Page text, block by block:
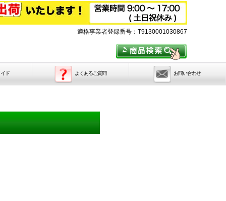
適格事業者登録番号：T9130001030867
ド よくあるご質問 お問い合わせ